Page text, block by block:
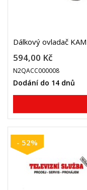
Dálkový ovladač
594,00 Kč
N2QACC000008
Dodání do 14 dnů
- 52%